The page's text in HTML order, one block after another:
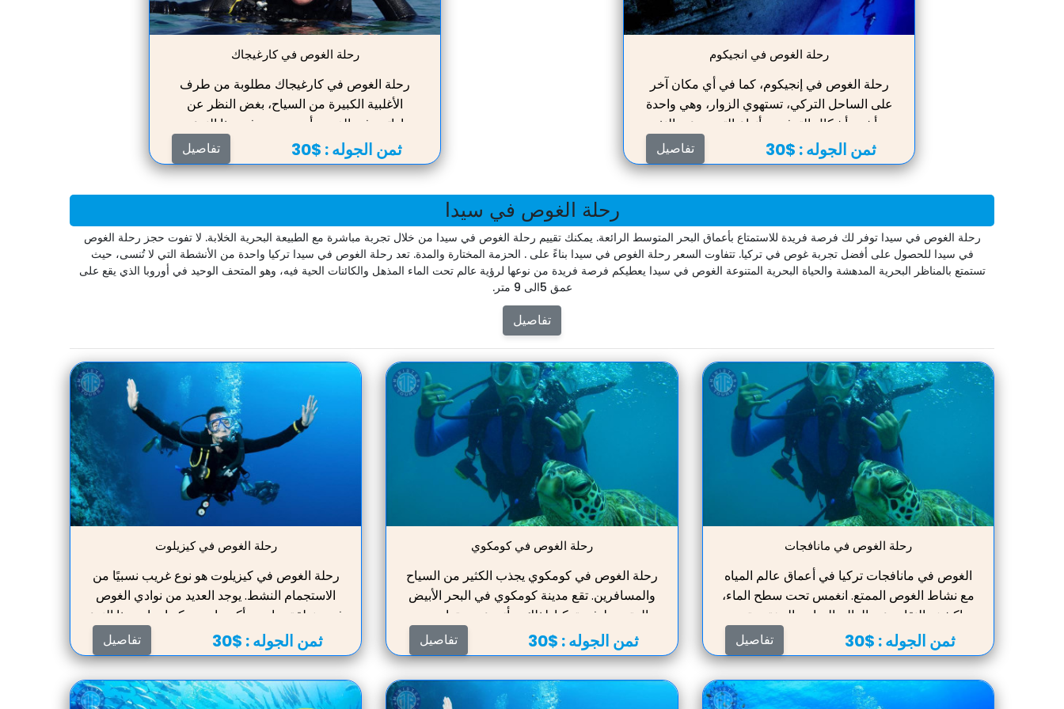
رحلة الغوص في انجيكوم
رحلة الغوص في إنجيكوم، كما في أي مكان آخر
على الساحل التركي، تستهوي الزوار، وهي واحدة
من أشهر أشكال الترفيه، وأنواع الترويح عن النفس
النشطة، مما يوفر تجربة ممتعة للغاية. تجربة
الغوص المذهلة في انتظارك. العمق ليس كبيرًا
المثيرة. يمكنك مشاهدة تجمعات الأسماك الجميلة
واكتشاف الشعاب المرجانية في البيئة البحري
ثمن الجوله : $30 تفاصيل
رحلة الغوص في كارغيجاك
رحلة الغوص في كارغيجاك مطلوبة من طرف
الأغلبية الكبيرة من السياح، بغض النظر عن
مهاراتهم في الغوص أو جددوهم في هذا النوع من
الفعاليات. هذه فرصة رائعة لاستكشاف ليس فقط
الشواطئ، ولكن أيضا لاستكشاف عالم مختلف
وأنفسها. الرحلة غير عادية، ولكنها آمنة تماما.
ستتمكن من الاستمتاع بجمال وتنوع عالم الأسماك
والكائنات البحرية الأخرى
ثمن الجوله : $30 تفاصيل
رحلة الغوص في سيدا
رحلة الغوص في سيدا توفر لك فرصة فريدة للاستمتاع بأعماق البحر المتوسط الرائعة. يمكنك تقييم رحلة الغوص في سيدا من خلال تجربة مباشرة مع الطبيعة البحرية الخلابة. لا تفوت حجز رحلة الغوص
في سيدا للحصول على أفضل تجربة غوص في تركيا. تتفاوت السعر رحلة الغوص في سيدا بناءً على . الحزمة المختارة والمدة. تعد رحلة الغوص في سيدا تركيا واحدة من الأنشطة التي لا تُنسى، حيث
تستمتع بالمناظر البحرية المدهشة والحياة البحرية المتنوعة الغوص في سيدا يعطيكم فرصة فريدة من نوعها لرؤية عالم تحت الماء المذهل والكائنات الحية فيه، وهو المتحف الوحيد في أوروبا الذي يقع على
عمق 5الى 9 متر.
تفاصيل
رحلة الغوص في مانافجات
الغوص في مانافجات تركيا في أعماق عالم المياه
مع نشاط الغوص الممتع. انغمس تحت سطح الماء،
واكشف النقاب عن العالم الساحر المختبئ تحت
الأمواج. تمثل هذه التجربة فرصة مميزة لاستكشاف
المناظر الطبيعية تحت الماء في مانافجات بتركيا،
المتحمسين. انغمس في عجائب ما تحت الماء،
ثمن الجوله : $30 تفاصيل
رحلة الغوص في كومكوي
رحلة الغوص في كومكوي يجذب الكثير من السياح
والمسافرين. تقع مدينة كومكوي في البحر الأبيض
المتوسط ​​في تركيا. لذلك ، يأتي عدد متزايد من
السياح الذين يحبون استكشاف أعماق البحار إلى
تركيا للغوص مع الغوص ويشعرون حقًا بكل روائع
الجديدة والممتعة وغير العادية. من الضروري
ثمن الجوله : $30 تفاصيل
رحلة الغوص في كيزيلوت
رحلة الغوص في كيزيلوت هو نوع غريب نسبيًا من
الاستجمام النشط. يوجد العديد من نوادي الغوص
في منطقة سايد ، وأكبرها هو سكوبا سايد. هذا النوع
من الرياضة المثيرة مناسب للجميع تقريبًا ، إذا
سمحت الحالة الصحية بذلك. لا يلزم تدريب خاص
للغوص ، حيث يمكنك أيضًا استئجار جميع المعدات
ثمن الجوله : $30 تفاصيل